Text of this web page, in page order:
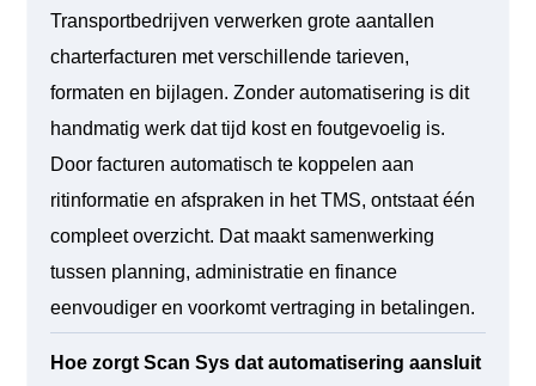
Transportbedrijven verwerken grote aantallen
charterfacturen met verschillende tarieven,
formaten en bijlagen. Zonder automatisering is dit
handmatig werk dat tijd kost en foutgevoelig is.
Door facturen automatisch te koppelen aan
ritinformatie en afspraken in het TMS, ontstaat één
compleet overzicht. Dat maakt samenwerking
tussen planning, administratie en finance
eenvoudiger en voorkomt vertraging in betalingen.
Hoe zorgt Scan Sys dat automatisering aansluit